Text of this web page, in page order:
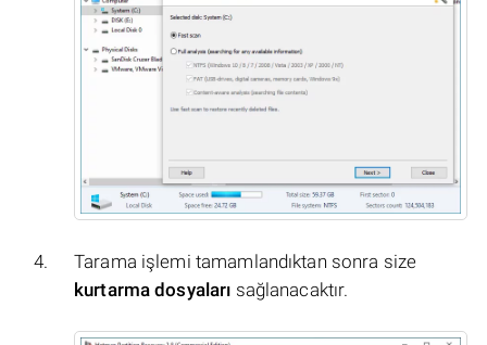
Tarama işlemi tamamlandıktan sonra size
kurtarma dosyaları sağlanacaktır.